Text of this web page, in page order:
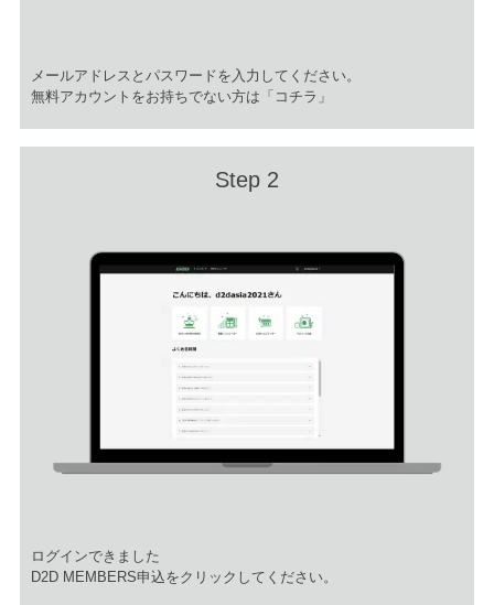
メールアドレスとパスワードを入力してください。
無料アカウントをお持ちでない方は 「コチラ」
Step 2
ログインできました
D2D MEMBERS申込をクリックしてください。 ​